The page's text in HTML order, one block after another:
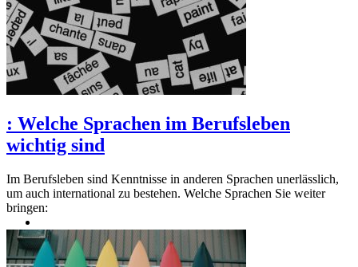
: Welche Sprachen im Berufsleben
wichtig sind
Im Berufsleben sind Kenntnisse in anderen Sprachen unerlässlich,
um auch international zu bestehen. Welche Sprachen Sie weiter
bringen: